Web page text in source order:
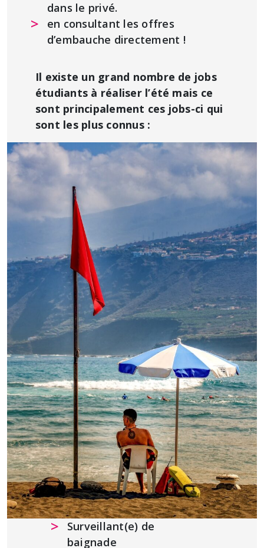
dans le privé.
en consultant les offres
d’embauche directement !
Il existe un grand nombre de jobs
étudiants à réaliser l’été mais ce
sont principalement ces jobs-ci qui
sont les plus connus :
Surveillant(e) de
baignade